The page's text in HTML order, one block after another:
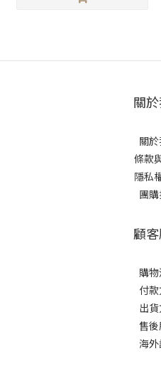
關
關
條款
隱私
團
顧
購
付
出
售
海